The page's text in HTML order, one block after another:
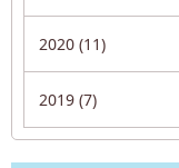
2020 (11)
2019 (7)